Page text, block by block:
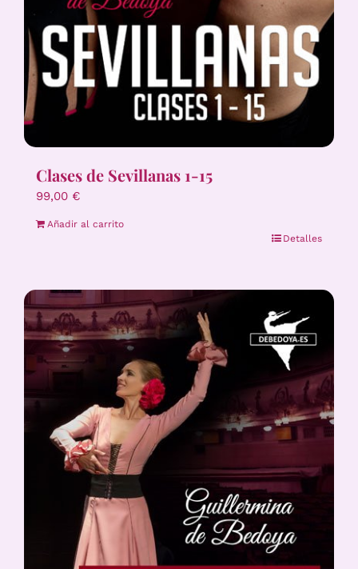
Clases de Sevillanas 1-15
99,00 €
Añadir al carrito
Detalles